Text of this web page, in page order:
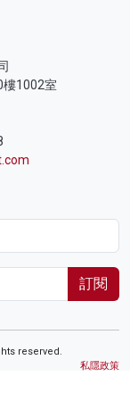
樓1002室
訂閱
reserved.
私隱政策